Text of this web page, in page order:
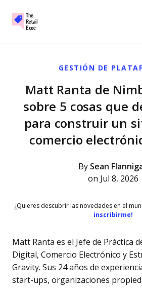
GESTIÓN DE
Matt Ranta de
sobre 5 cosas que
para construir un
comercio
By Sean
on Jul 8, 2026
¿Quieres descubrir las novedades en el
inscribirme!
Matt Ranta es el Jefe de Práctica
Digital, Comercio Electrónico y
Gravity. Sus 24 años de
start-ups, organizaciones